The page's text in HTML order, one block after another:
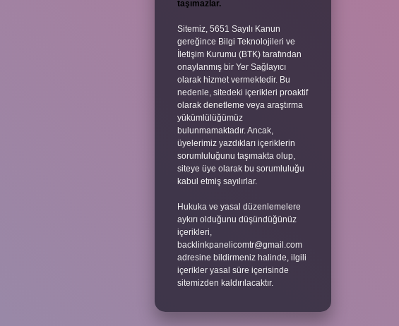
taşımazlar.
Sitemiz, 5651 Sayılı Kanun
gereğince Bilgi Teknolojileri ve
İletişim Kurumu (BTK) tarafından
onaylanmış bir Yer Sağlayıcı
olarak hizmet vermektedir. Bu
nedenle, sitedeki içerikleri proaktif
olarak denetleme veya araştırma
yükümlülüğümüz
bulunmamaktadır. Ancak,
üyelerimiz yazdıkları içeriklerin
sorumluluğunu taşımakta olup,
siteye üye olarak bu sorumluluğu
kabul etmiş sayılırlar.
Hukuka ve yasal düzenlemelere
aykırı olduğunu düşündüğünüz
içerikleri,
backlinkpanelicomtr@gmail.com
adresine bildirmeniz halinde, ilgili
içerikler yasal süre içerisinde
sitemizden kaldırılacaktır.